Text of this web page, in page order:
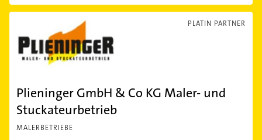
PLATIN PARTNER
Plieninger GmbH & Co KG Maler- und
Stuckateurbetrieb
MALERBETRIEBE